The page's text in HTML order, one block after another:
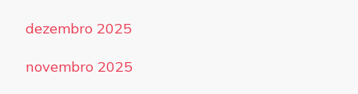
dezembro 2025
novembro 2025